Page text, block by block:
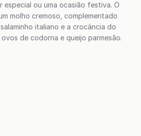
ou uma ocasião festiva. O
molho cremoso, complementado
italiano e a crocância do
de codorna e queijo parmesão.